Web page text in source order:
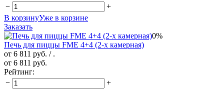
−
+
В корзинуУже в корзине
Заказать
0%
Печь для пиццы FME 4+4 (2-х камерная)
от 6 811 руб. / .
от 6 811 руб.
Рейтинг:
−
+